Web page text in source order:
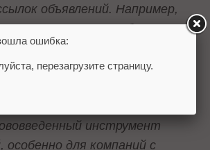
объявлений. Например,
указывает в объявлениях
(услуги) и она
меняется - это позволяет
инструмент
особенно для компаний с
ошибка:
перезагрузите страницу.